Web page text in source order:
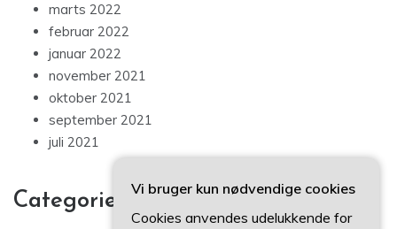
marts 2022
februar 2022
januar 2022
november 2021
oktober 2021
september 2021
juli 2021
Categories
Vi bruger kun nødvendige cookies
Cookies anvendes udelukkende for